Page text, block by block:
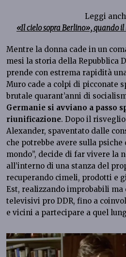
Leggi
«Il cielo sopra Berlino», quando
Mentre la donna cade in un
mesi la storia della Repubblica
prende con estrema rapidità
Muro cade a colpi di picconate
brutale quarant’anni di
Germanie si avviano a passo
riunificazione. Dopo il
Alexander, spaventato dalle
che potrebbe avere sulla
mondo”, decide di far vivere la
all’interno di una stanza del
recuperando cimeli, prodotti e
Est, realizzando improbabili
televisivi pro DDR, fino a
e vicini a partecipare a quel